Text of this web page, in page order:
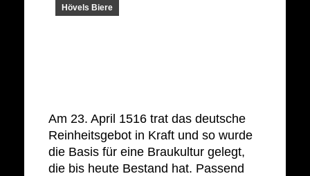
Hövels Biere
Am 23. April 1516 trat das deutsche
Reinheitsgebot in Kraft und so wurde
die Basis für eine Braukultur gelegt,
die bis heute Bestand hat. Passend